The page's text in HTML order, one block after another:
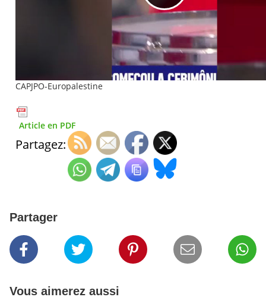
CAPJPO-Europalestine
Article en PDF
Partagez:
Partager
Vous aimerez aussi